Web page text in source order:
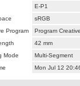
E-P1
sRGB
Program
Program
42 mm
Mode
Multi-Segment
Mon Jul 12